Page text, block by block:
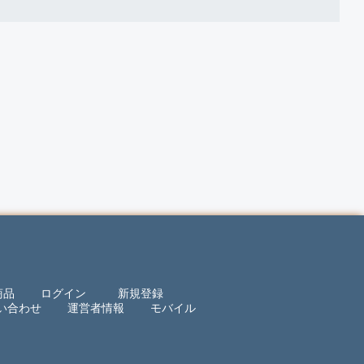
品 ログイン
新規登録
合わせ
運営者情報 モバイル